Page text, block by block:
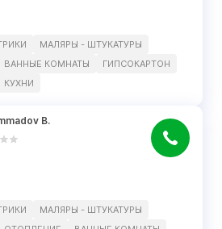
МАЛЯРЫ - ШТУКАТУРЫ
ВАННЫЕ КОМНАТЫ
ГИПСОКАРТОН
КУХНИ
B.
МАЛЯРЫ - ШТУКАТУРЫ